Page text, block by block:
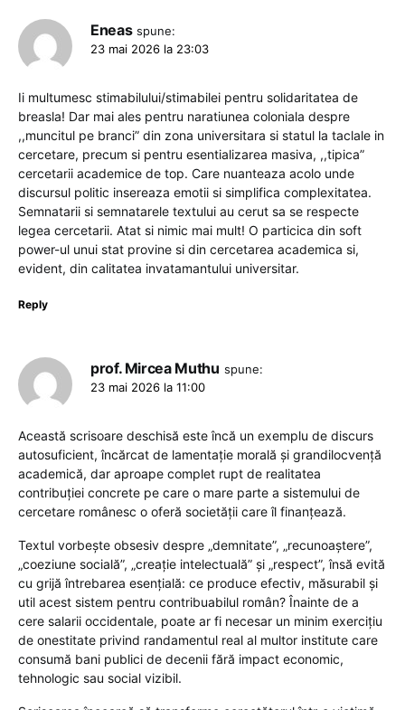
Eneas spune:
23 mai 2026 la 23:03
Ii multumesc stimabilului/stimabilei pentru solidaritatea de
breasla! Dar mai ales pentru naratiunea coloniala despre
,,muncitul pe branci” din zona universitara si statul la taclale in
cercetare, precum si pentru esentializarea masiva, ,,tipica”
cercetarii academice de top. Care nuanteaza acolo unde
discursul politic insereaza emotii si simplifica complexitatea.
Semnatarii si semnatarele textului au cerut sa se respecte
legea cercetarii. Atat si nimic mai mult! O particica din soft
power-ul unui stat provine si din cercetarea academica si,
evident, din calitatea invatamantului universitar.
Reply
prof. Mircea Muthu spune:
23 mai 2026 la 11:00
Această scrisoare deschisă este încă un exemplu de discurs
autosuficient, încărcat de lamentație morală și grandilocvență
academică, dar aproape complet rupt de realitatea
contribuției concrete pe care o mare parte a sistemului de
cercetare românesc o oferă societății care îl finanțează.
Textul vorbește obsesiv despre „demnitate”, „recunoaștere”,
„coeziune socială”, „creație intelectuală” și „respect”, însă evită
cu grijă întrebarea esențială: ce produce efectiv, măsurabil și
util acest sistem pentru contribuabilul român? Înainte de a
cere salarii occidentale, poate ar fi necesar un minim exercițiu
de onestitate privind randamentul real al multor institute care
consumă bani publici de decenii fără impact economic,
tehnologic sau social vizibil.